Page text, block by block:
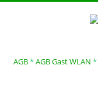
AGB*AGB Gast WLAN *